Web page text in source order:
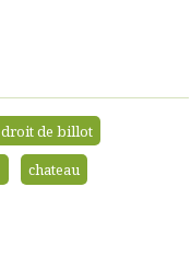
droit de billot
chateau